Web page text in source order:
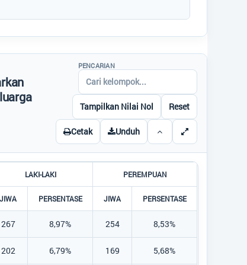
PENCARIAN
Tampilkan Nilai Nol Reset
Cetak Unduh
LAKI-LAKI PEREMPUAN
JIWA PERSENTASE JIWA PERSENTASE
267 8,97% 254 8,53%
202 6,79% 169 5,68%